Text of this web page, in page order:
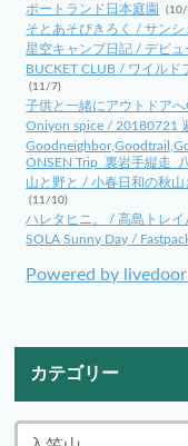
ポートランド日本庭園
そとあそびきろく / サンシ
星空キャンプ日記 / デビ
BUCKET CLUB / ワイル
(11/7)
子供と一緒にアウトドア
Oniyon spice / 20180721
ONSEN Trip_裏岩手縦走_
山と野と / 小春日和の秋
(11/10)
ハレタヒニ。 / 高島トレイ
SOLA Sunny Day /
Powered by livedoor
カテゴリー